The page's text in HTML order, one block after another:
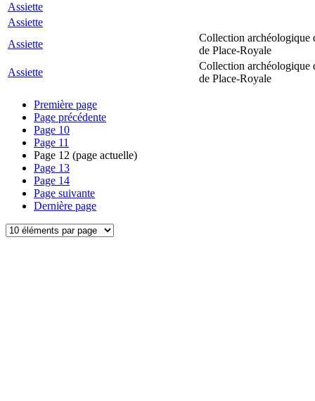
Assiette
Assiette
Assiette
Collection archéologique
de Place-Royale
Assiette
Collection archéologique
de Place-Royale
Première page
Page précédente
Page 10
Page 11
Page 12 (page actuelle)
Page 13
Page 14
Page suivante
Dernière page